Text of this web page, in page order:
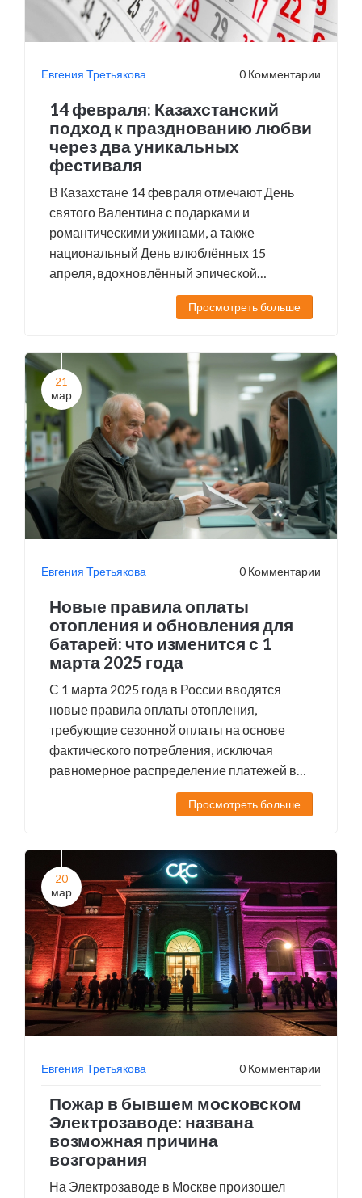
Евгения Третьякова 0 Комментарии
14 февраля: Казахстанский
подход к празднованию любви
через два уникальных
фестиваля
В Казахстане 14 февраля отмечают День
святого Валентина с подарками и
романтическими ужинами, а также
национальный День влюблённых 15
апреля, вдохновлённый эпической
историей Козы Корпеш и Баян Сулу. Этот
праздник, введённый в 2011 году, включает
общественные активности.
Просмотреть больше
21
мар
Евгения Третьякова 0 Комментарии
Новые правила оплаты
отопления и обновления для
батарей: что изменится с 1
марта 2025 года
С 1 марта 2025 года в России вводятся
новые правила оплаты отопления,
требующие сезонной оплаты на основе
фактического потребления, исключая
равномерное распределение платежей в
течение года. Это изменение повысит
прозрачность, но может привести к более
Просмотреть больше
20
мар
Евгения Третьякова 0 Комментарии
Пожар в бывшем московском
Электрозаводе: названа
возможная причина
возгорания
На Электрозаводе в Москве произошел